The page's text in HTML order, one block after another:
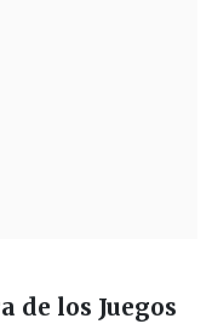
de los Juegos